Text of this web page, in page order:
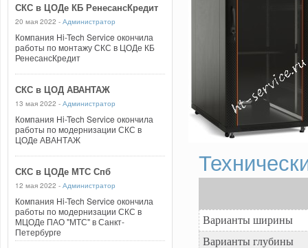
СКС в ЦОДе КБ РенесансКредит
20 мая 2022 - Администратор
Компания Hi-Tech Service окончила
работы по монтажу СКС в ЦОДе КБ
РенесансКредит
СКС в ЦОД АВАНТАЖ
13 мая 2022 - Администратор
Компания Hi-Tech Service окончила
работы по модернизации СКС в
ЦОДе АВАНТАЖ
СКС в ЦОДе МТС Спб
12 мая 2022 - Администратор
Компания Hi-Tech Service окончила
работы по модернизации СКС в
МЦОДе ПАО "МТС" в Санкт-
Петербурге
Варианты ширины
Варианты глубины